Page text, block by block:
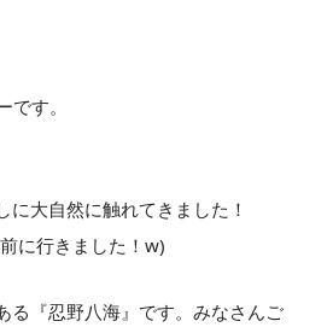
す。
に大自然に触れてきました！
に行きました！w)
る『忍野八海』です。みなさんご